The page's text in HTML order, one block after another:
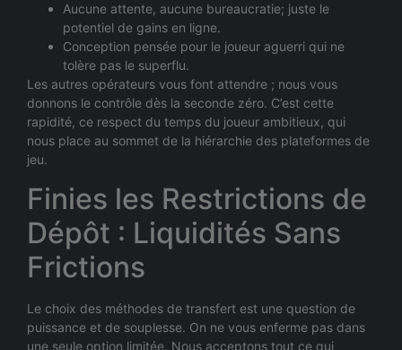
Aucune attente, aucune bureaucratie; juste le
potentiel de gains en ligne.
Conception pensée pour le joueur aguerri qui ne
tolère pas le superflu.
Les autres opérateurs vous font attendre ; nous vous
donnons le contrôle dès la seconde zéro. C’est cette
rapidité, ce respect du temps du joueur ambitieux, qui
nous place au sommet de la hiérarchie des plateformes de
jeu.
Finies les Restrictions de
Dépôt : Liquidités Sans
Frictions
Le choix des méthodes de transfert est une question de
puissance et de souplesse. On ne vous enferme pas dans
une seule option limitée. Nous acceptons tout ce qui